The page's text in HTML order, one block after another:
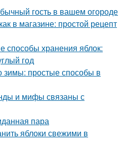
гость в вашем огороде
в магазине: простой рецепт
хранения яблок:
год
зимы: простые способы в
и мифы связаны с
пара
яблоки свежими в